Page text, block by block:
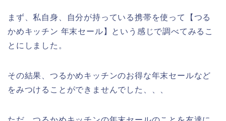
まず、私自身、自分が持っている携帯を使って【つる
かめキッチン 年末セール】という感じで調べてみるこ
とにしました。
その結果、つるかめキッチンのお得な年末セールなど
をみつけることができませんでした、、、